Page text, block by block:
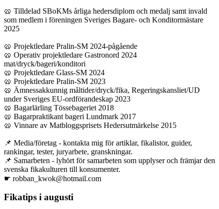
🥨 Tilldelad SBoKMs årliga hedersdiplom och medalj samt invald
som medlem i föreningen Sveriges Bagare- och Konditormästare
2025
🥨 Projektledare Pralin-SM 2024-pågående
🥨 Operativ projektledare Gastronord 2024
mat/dryck/bageri/konditori
🥨 Projektledare Glass-SM 2024
🥨 Projektledare Pralin-SM 2023
🥨 Ämnessakkunnig måltider/dryck/fika, Regeringskansliet/UD
under Sveriges EU-ordförandeskap 2023
🥨 Bagarlärling Tössebageriet 2018
🥨 Bagarpraktikant bageri Lundmark 2017
🥨 Vinnare av Matbloggsprisets Hedersutmärkelse 2015
📌 Media/företag - kontakta mig för artiklar, fikalistor, guider,
rankingar, tester, juryarbete, granskningar.
📌 Samarbeten - lyhört för samarbeten som upplyser och främjar den
svenska fikakulturen till konsumenter.
☛ robban_kwok@hotmail.com
Fikatips i augusti